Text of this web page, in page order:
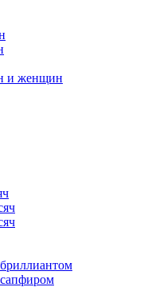
и женщин
сапфиром